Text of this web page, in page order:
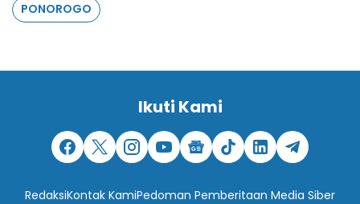
PONOROGO
Ikuti Kami
RedaksiKontak KamiPedoman Pemberitaan Media Siber